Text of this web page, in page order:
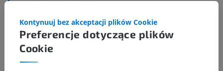
z tą częścią ciała
Anatomia człowieka 1
Preferencje dotyczące plików
Cookie
Kontynuuj bez akceptacji plików Cookie